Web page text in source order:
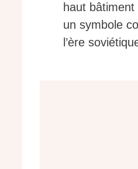
haut
un symbole
l’ère